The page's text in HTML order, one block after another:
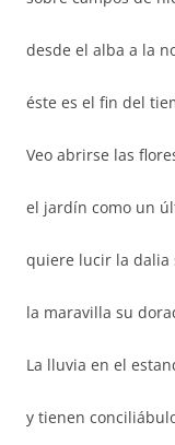
desde el alba a la
éste es el fin del
Veo abrirse las
el jardín como un
quiere lucir la dalia
la maravilla su
La lluvia en el
y tienen